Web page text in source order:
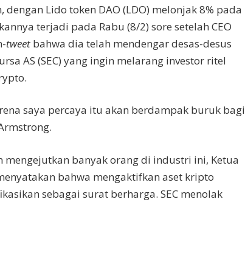
Lido token DAO (LDO) melonjak 8% pada
terjadi pada Rabu (8/2) sore setelah CEO
tweet bahwa dia telah mendengar desas-desus
AS (SEC) yang ingin melarang investor ritel
saya percaya itu akan berdampak buruk bagi
mengejutkan banyak orang di industri ini, Ketua
bahwa mengaktifkan aset kripto
sebagai surat berharga. SEC menolak